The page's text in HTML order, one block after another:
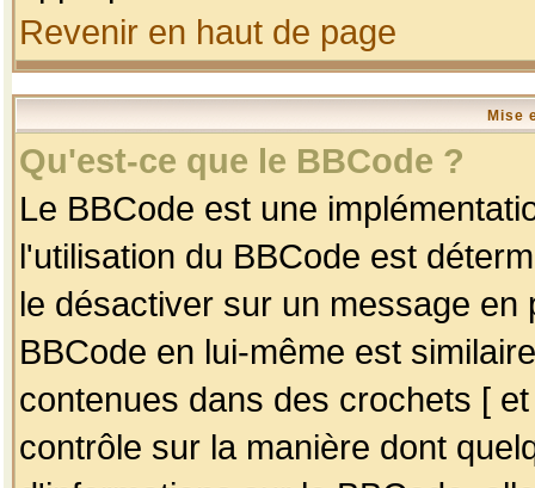
Revenir en haut de page
Mise
Qu'est-ce que le BBCode ?
Le BBCode est une
l'utilisation du BBCode est
le désactiver sur un message
BBCode en lui-même est
contenues dans des crochets [
contrôle sur la manière dont